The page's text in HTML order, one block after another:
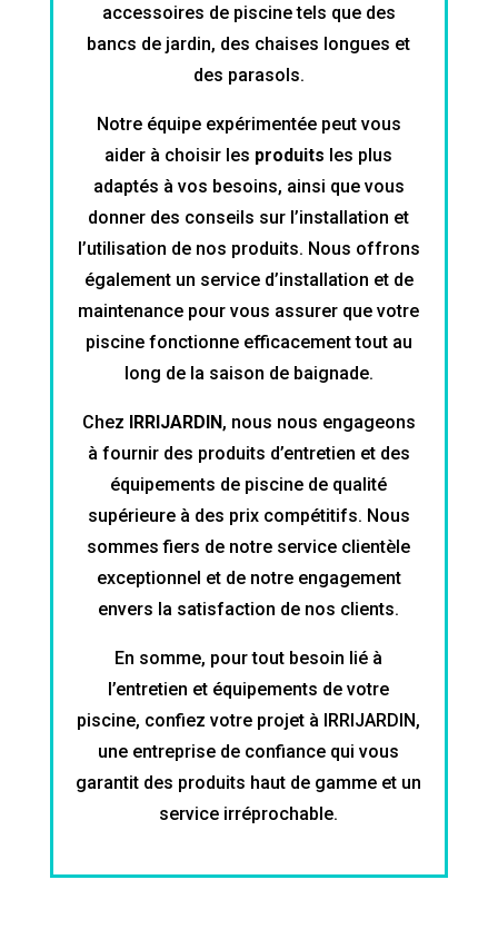
accessoires de piscine tels que des
bancs de jardin, des chaises longues et
des parasols.
Notre équipe expérimentée peut vous
aider à choisir les produits les plus
adaptés à vos besoins, ainsi que vous
donner des conseils sur l’installation et
l’utilisation de nos produits. Nous offrons
également un service d’installation et de
maintenance pour vous assurer que votre
piscine fonctionne efficacement tout au
long de la saison de baignade.
Chez IRRIJARDIN, nous nous engageons
à fournir des produits d’entretien et des
équipements de piscine de qualité
supérieure à des prix compétitifs. Nous
sommes fiers de notre service clientèle
exceptionnel et de notre engagement
envers la satisfaction de nos clients.
En somme, pour tout besoin lié à
l’entretien et équipements de votre
piscine, confiez votre projet à IRRIJARDIN,
une entreprise de confiance qui vous
garantit des produits haut de gamme et un
service irréprochable.